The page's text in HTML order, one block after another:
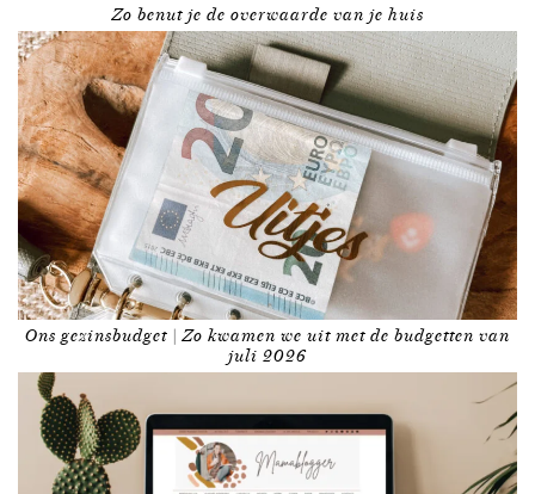
Zo benut je de overwaarde van je huis
Ons gezinsbudget | Zo kwamen we uit met de budgetten van
juli 2026